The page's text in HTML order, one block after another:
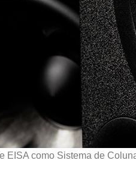
EISA como Sistema de